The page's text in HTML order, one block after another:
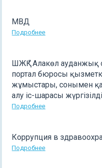
МВД
Подробнее
ШЖҚ “ Алакөл
портал бюросы
жұмыстары, сонымен
алу іс-шарасы
Подробнее
Коррупция в
Подробнее